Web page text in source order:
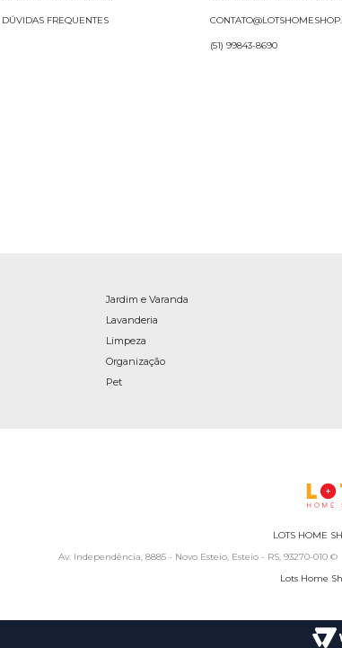
DÚVIDAS FREQUENTES
(51) 99843-8690
Jardim e Varanda
Lavanderia
Limpeza
Organização
Pet
LOTS HOME
Av. Independência, 8885 - Novo Esteio, Esteio - RS, 93270-010 ©
Lots Home